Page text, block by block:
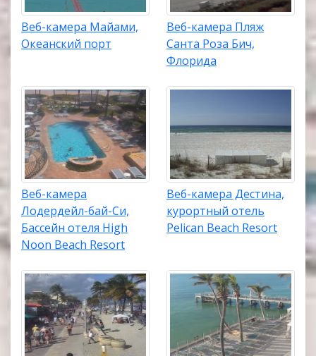
Веб-камера Майами,
Океанский порт
Веб-камера Пляж
Санта Роза Бич,
Флорида
Веб-камера
Лодердейл-бай-Си,
Бассейн отеля High
Noon Beach Resort
Веб-камера Дестина,
курортный отель
Pelican Beach Resort